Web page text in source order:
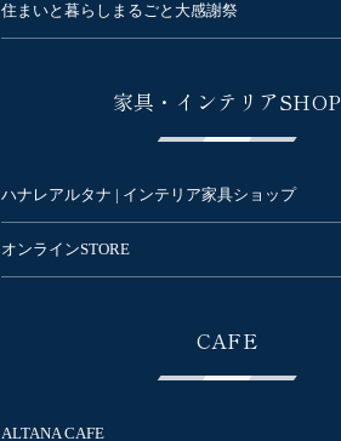
住まいと暮らしまるごと大感謝祭
家具・インテリアSHOP
ハナレアルタナ | インテリア家具ショップ
オンラインSTORE
CAFE
ALTANA CAFE